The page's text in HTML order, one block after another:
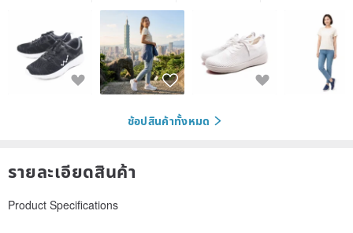
ช้อปสินค้าทั้งหมด
รายละเอียดสินค้า
Product Specifications